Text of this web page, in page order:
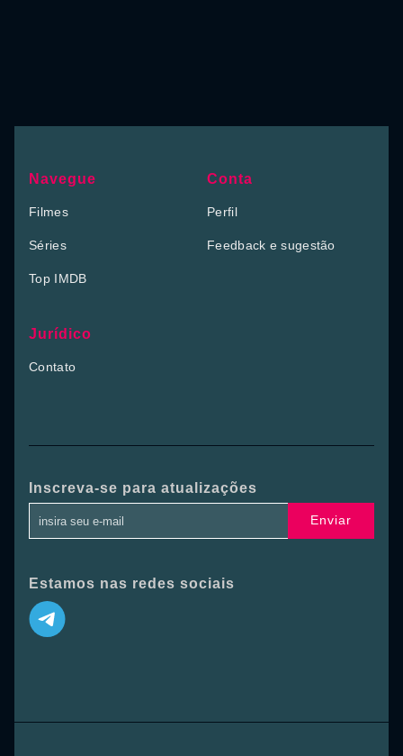
Navegue
Filmes
Séries
Top IMDB
Conta
Perfil
Feedback e sugestão
Jurídico
Contato
Inscreva-se para atualizações
Enviar
Estamos nas redes sociais